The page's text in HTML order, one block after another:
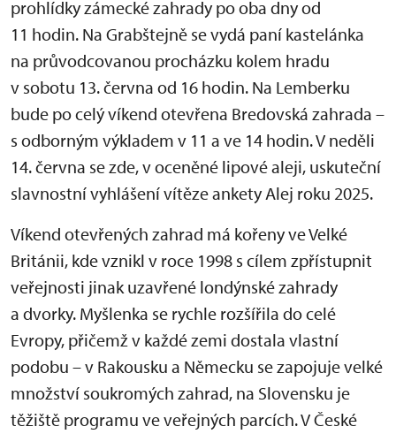
prohlídky zámecké zahrady po oba dny od
11 hodin. Na Grabštejně se vydá paní kastelánka
na průvodcovanou procházku kolem hradu
v sobotu 13. června od 16 hodin. Na Lemberku
bude po celý víkend otevřena Bredovská zahrada –
s odborným výkladem v 11 a ve 14 hodin. V neděli
14. června se zde, v oceněné lipové aleji, uskuteční
slavnostní vyhlášení vítěze ankety Alej roku 2025.
Víkend otevřených zahrad má kořeny ve Velké
Británii, kde vznikl v roce 1998 s cílem zpřístupnit
veřejnosti jinak uzavřené londýnské zahrady
a dvorky. Myšlenka se rychle rozšířila do celé
Evropy, přičemž v každé zemi dostala vlastní
podobu – v Rakousku a Německu se zapojuje velké
množství soukromých zahrad, na Slovensku je
těžiště programu ve veřejných parcích. V České